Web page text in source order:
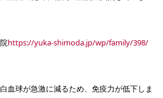
https://yuka-shimoda.jp/wp/family/398/
血球が急激に減るため、免疫力が低下しま